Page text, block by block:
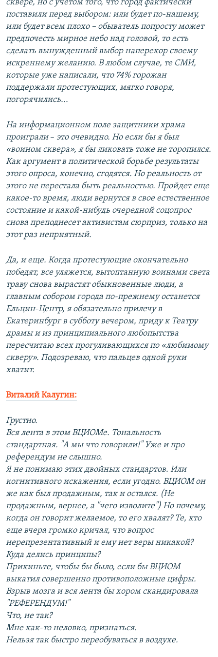
сквере, но с учетом того, что город фактически
поставили перед выбором: или будет по-нашему,
или будет всем плохо – обыватель попросту может
предпочесть мирное небо над головой, то есть
сделать вынужденный выбор наперекор своему
искреннему желанию. В любом случае, те СМИ,
которые уже написали, что 74% горожан
поддержали протестующих, мягко говоря,
погорячились...
На информационном поле защитники храма
проиграли–​ это очевидно. Но если бы я был
«воином сквера», я бы ликовать тоже не торопился.
Как аргумент в политической борьбе результаты
этого опроса, конечно, сгодятся. Но реальность от
этого не перестала быть реальностью. Пройдет еще
какое-то время, люди вернутся в свое естественное
состояние и какой-нибудь очередной соцопрос
снова преподнесет активистам сюрприз, только на
этот раз неприятный.
Да, и еще. Когда протестующие окончательно
победят, все уляжется, вытоптанную воинами света
траву снова вырастят обыкновенные люди, а
главным собором города по-прежнему останется
Ельцин-Центр, я обязательно прилечу в
Екатеринбург в субботу вечером, приду к Театру
драмы и из принципиального любопытства
пересчитаю всех прогуливающихся по «любимому
скверу». Подозреваю, что пальцев одной руки
хватит.
Виталий Калугин:
Грустно.
Вся лента в этом ВЦИОМе. Тональность
стандартная. "А мы что говорили!" Уже и про
референдум не слышно.
Я не понимаю этих двойных стандартов. Или
когнитивного искажения, если угодно. ВЦИОМ он
же как был продажным, так и остался. (Не
продажным, вернее, а "чего изволите") Но почему,
когда он говорит желаемое, то его хвалят? Те, кто
еще вчера громко кричал, что вопрос
нерепрезентативный и ему нет веры никакой?
Куда делись принципы?
Прикиньте, чтобы бы было, если бы ВЦИОМ
выкатил совершенно противоположные цифры.
Взрыв мозга и вся лента бы хором скандировала
"РЕФЕРЕНДУМ!"
Что, не так?
Мне как-то неловко, признаться.
Нельзя так быстро переобуваться в воздухе.